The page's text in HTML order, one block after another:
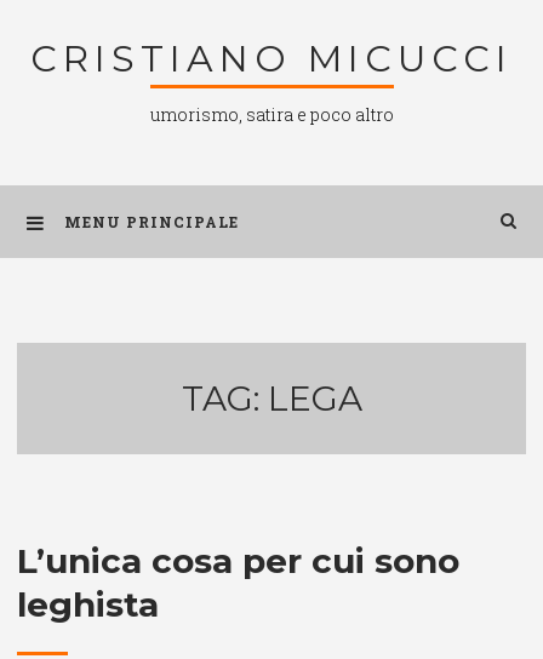
CRISTIANO MICUCCI
umorismo, satira e poco altro
MENU PRINCIPALE
TAG: LEGA
L’unica cosa per cui sono
leghista